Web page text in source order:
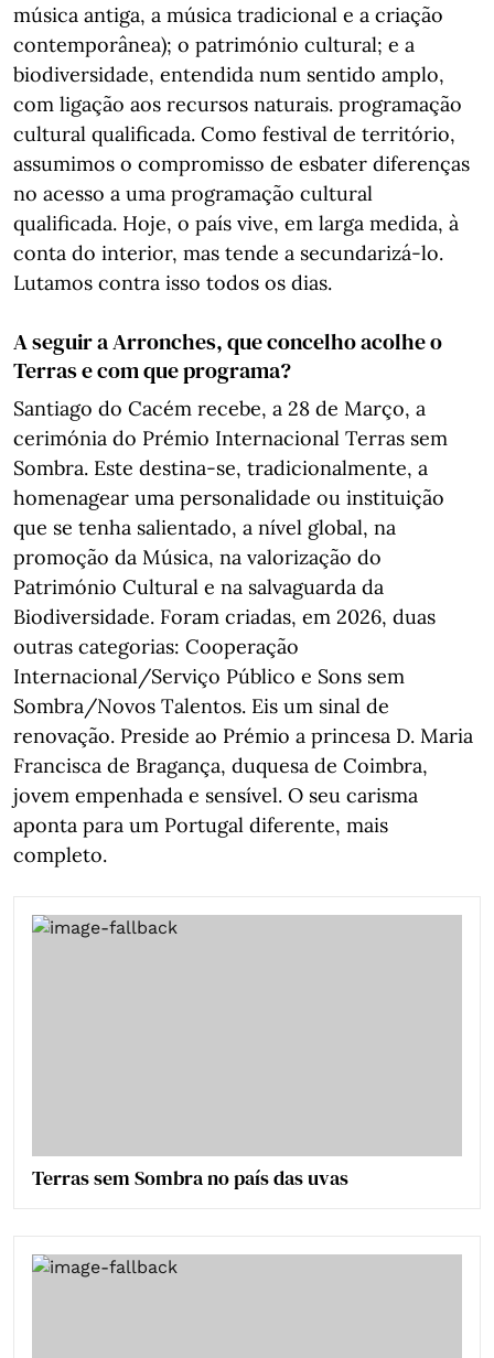
música antiga, a música tradicional e a criação
contemporânea); o património cultural; e a
biodiversidade, entendida num sentido amplo,
com ligação aos recursos naturais. programação
cultural qualificada. Como festival de território,
assumimos o compromisso de esbater diferenças
no acesso a uma programação cultural
qualificada. Hoje, o país vive, em larga medida, à
conta do interior, mas tende a secundarizá-lo.
Lutamos contra isso todos os dias.
A seguir a Arronches, que concelho acolhe o
Terras e com que programa?
Santiago do Cacém recebe, a 28 de Março, a
cerimónia do Prémio Internacional Terras sem
Sombra. Este destina-se, tradicionalmente, a
homenagear uma personalidade ou instituição
que se tenha salientado, a nível global, na
promoção da Música, na valorização do
Património Cultural e na salvaguarda da
Biodiversidade. Foram criadas, em 2026, duas
outras categorias: Cooperação
Internacional/Serviço Público e Sons sem
Sombra/Novos Talentos. Eis um sinal de
renovação. Preside ao Prémio a princesa D. Maria
Francisca de Bragança, duquesa de Coimbra,
jovem empenhada e sensível. O seu carisma
aponta para um Portugal diferente, mais
completo.
Terras sem Sombra no país das uvas